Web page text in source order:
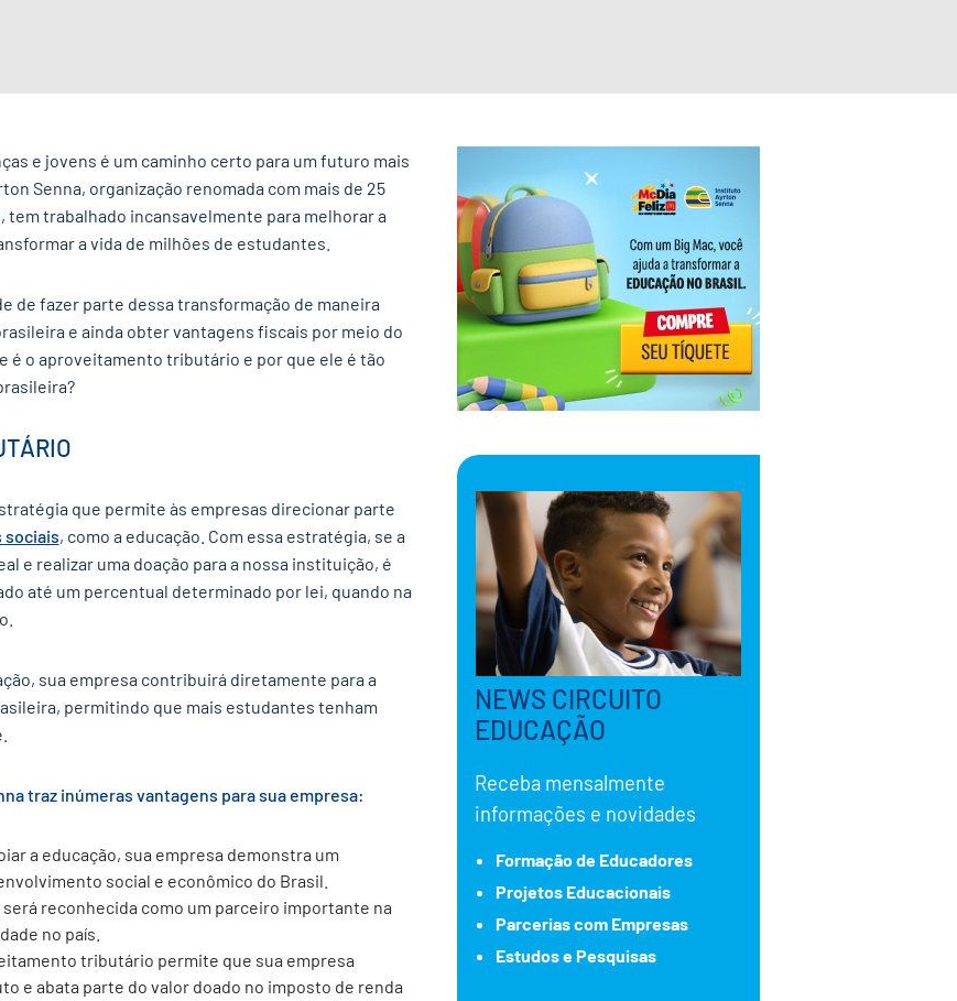
e jovens é um caminho certo para um futuro mais
Senna, organização renomada com mais de 25
tem trabalhado incansavelmente para melhorar a
a vida de milhões de estudantes.
de fazer parte dessa transformação de maneira
e ainda obter vantagens fiscais por meio do
é o aproveitamento tributário e por que ele é tão
que permite às empresas direcionar parte
sociais, como a educação. Com essa estratégia, se a
e realizar uma doação para a nossa instituição, é
até um percentual determinado por lei, quando na
sua empresa contribuirá diretamente para a
permitindo que mais estudantes tenham
traz inúmeras vantagens para sua empresa:
a educação, sua empresa demonstra um
social e econômico do Brasil.
será reconhecida como um parceiro importante na
no país.
tributário permite que sua empresa
e abata parte do valor doado no imposto de renda
NEWS CIRCUITO
EDUCAÇÃO
Receba mensalmente
informações e novidades
Formação de Educadores
Projetos Educacionais
Parcerias com Empresas
Estudos e Pesquisas